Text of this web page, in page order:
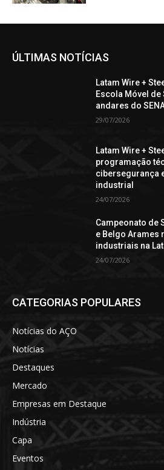
ÚLTIMAS NOTÍCIAS
Latam Wire +
Escola Móvel
andares do
29/07/2026
Latam Wire +
programação
cibersegurança
industrial
24/07/2026
Campeonato de
e Belgo Arames
industriais na
24/07/2026
CATEGORIAS POPULARES
Notícias do AÇO
Notícias
Destaques
Mercado
Empresas em Destaque
Indústria
Capa
Eventos